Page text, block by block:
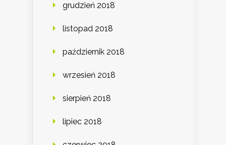
grudzień 2018
listopad 2018
październik 2018
wrzesień 2018
sierpień 2018
lipiec 2018